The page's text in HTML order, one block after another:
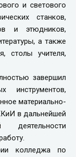
и светового
станков,
и этюдников,
а также
столы учителя,
завершил
инструментов,
материально-
в дальнейшей
деятельности
колледжа по